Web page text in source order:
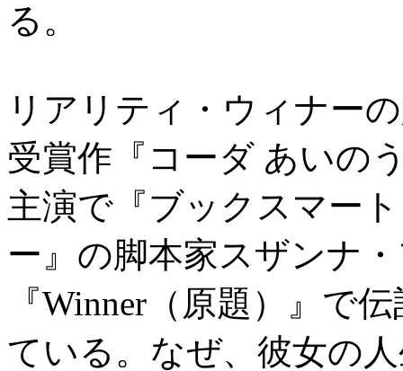
る。
リアリティ・ウィナー
受賞作『コーダ あいの
主演で『ブックスマー
ー』の脚本家スザンナ
『Winner（原題）』で
ている。なぜ、彼女の